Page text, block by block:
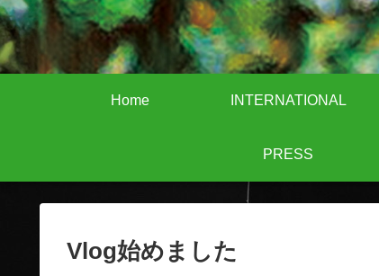
Home INTERNATIONAL
PRESS
Vlog始めました